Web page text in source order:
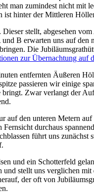
man zumindest nicht mit
hinter der Mittleren
stellt, abgesehen
B erwarten uns auf
Die
zur Übernachtung auf
entfernten Äußeren
passieren wir einige
Zwar verlangt der
auf den unteren Metern
durchaus
führt uns
und ein Schotterfeld
stellt uns verglichen
der oft von